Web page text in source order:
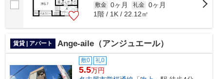
敷金 0ヶ月 礼金 0ヶ月
1階 / 1K / 22.12㎡
賃貸 | アパート Ange-aile（アンジュエール）
敷0 礼0
5.5万円